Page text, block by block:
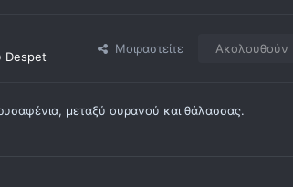
Despet
Μοιραστείτε Ακολουθούν
μεταξύ ουρανού και θάλασσας.